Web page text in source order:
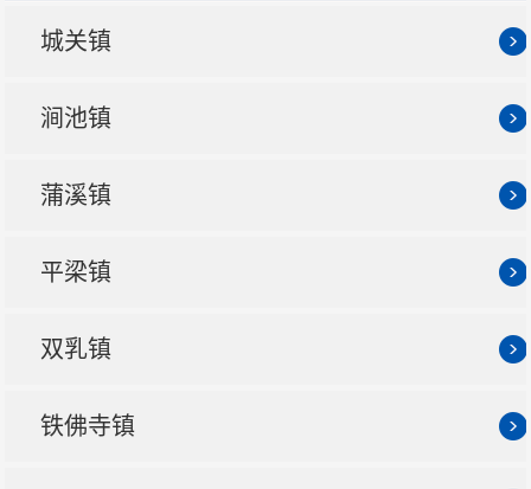
城关镇
涧池镇
蒲溪镇
平梁镇
双乳镇
铁佛寺镇